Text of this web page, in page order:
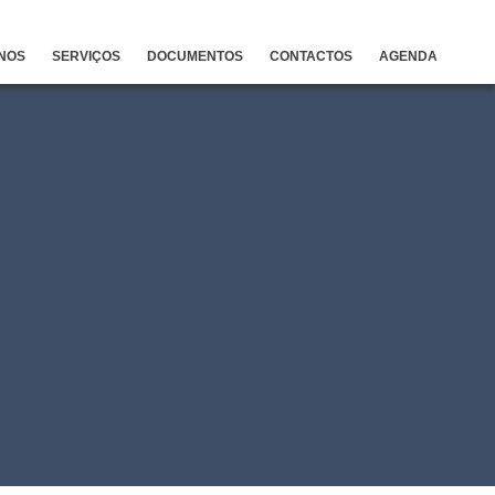
SERVIÇOS DOCUMENTOS CONTACTOS AGENDA